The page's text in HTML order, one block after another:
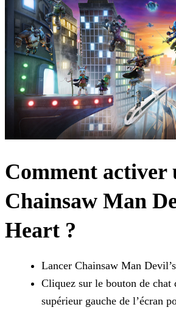
Comment activer
Chainsaw Man
Heart ?
Lancer Chainsaw Man
Cliquez sur le bouton de chat
supérieur gauche de l’écran